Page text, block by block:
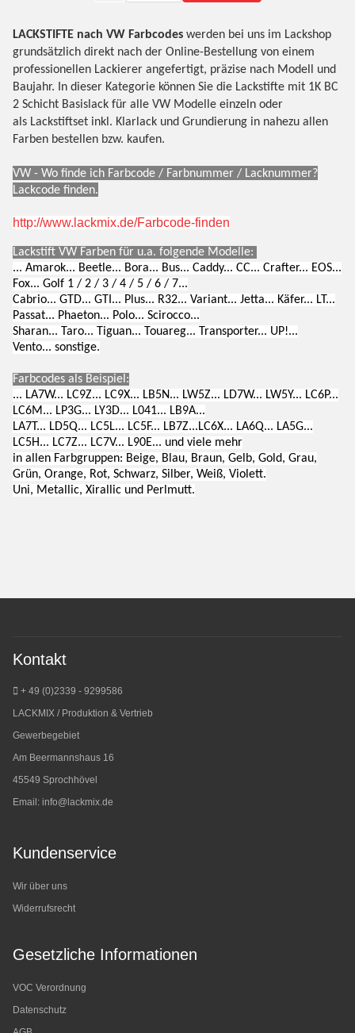
LACKSTIFTE nach VW Farbcodes werden bei uns im Lackshop
grundsätzlich direkt nach der Online-Bestellung von einem
professionellen Lackierer angefertigt, präzise nach Modell und
Baujahr. In dieser Kategorie können Sie die Lackstifte mit 1K BC
2 Schicht Basislack für alle VW Modelle einzeln oder
als Lackstiftset inkl. Klarlack und Grundierung in nahezu allen
Farben bestellen bzw. kaufen.
VW - Wo finde ich Farbcode / Farbnummer / Lacknummer?
Lackcode finden.
http://www.lackmix.de/Farbcode-finden
Lackstift VW Farben für u.a. folgende Modelle:
... Amarok... Beetle... Bora... Bus... Caddy... CC... Crafter... EOS...
Fox... Golf 1 / 2 / 3 / 4 / 5 / 6 / 7...
Cabrio... GTD... GTI... Plus... R32... Variant... Jetta... Käfer... LT...
Passat... Phaeton... Polo... Scirocco...
Sharan... Taro... Tiguan... Touareg... Transporter... UP!...
Vento... sonstige.
Farbcodes als Beispiel:
... LA7W... LC9Z... LC9X... LB5N... LW5Z... LD7W... LW5Y... LC6P...
LC6M... LP3G... LY3D... L041... LB9A...
LA7T... LD5Q... LC5L... LC5F... LB7Z...LC6X... LA6Q... LA5G...
LC5H... LC7Z... LC7V... L90E... und viele mehr
in allen Farbgruppen: Beige, Blau, Braun, Gelb, Gold, Grau,
Grün, Orange, Rot, Schwarz, Silber, Weiß, Violett.
Uni, Metallic, Xirallic und Perlmutt.
Kontakt
+ 49 (0)2339 - 9299586
LACKMIX / Produktion & Vertrieb
Gewerbegebiet
Am Beermannshaus 16
45549 Sprochhövel
Email: info@lackmix.de
Kundenservice
Wir über uns
Widerrufsrecht
Gesetzliche Informationen
VOC Verordnung
Datenschutz